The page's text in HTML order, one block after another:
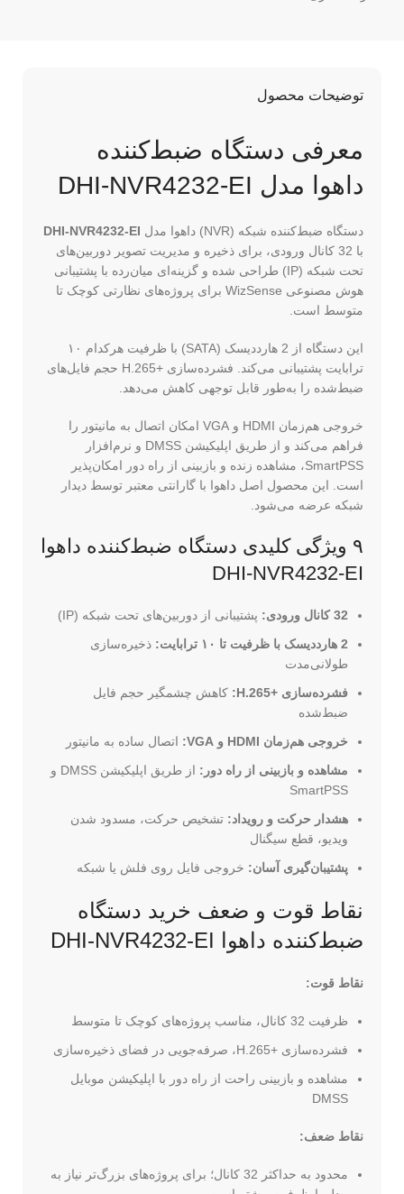
توضیحات محصول
معرفی دستگاه ضبط‌کننده
داهوا مدل DHI-NVR4232-EI
دستگاه ضبط‌کننده شبکه (NVR) داهوا مدل
DHI-NVR4232-EI
با 32 کانال ورودی، برای ذخیره و مدیریت تصویر دوربین‌های
تحت شبکه (IP) طراحی شده و گزینه‌ای میان‌رده با پشتیبانی
هوش مصنوعی WizSense برای پروژه‌های نظارتی کوچک تا
متوسط است.
این دستگاه از 2 هارددیسک (SATA) با ظرفیت هرکدام ۱۰
ترابایت پشتیبانی می‌کند. فشرده‌سازی H.265+‎ حجم فایل‌های
ضبط‌شده را به‌طور قابل توجهی کاهش می‌دهد.
خروجی هم‌زمان HDMI و VGA امکان اتصال به مانیتور را
فراهم می‌کند و از طریق اپلیکیشن DMSS و نرم‌افزار
SmartPSS، مشاهده زنده و بازبینی از راه دور امکان‌پذیر
است. این محصول اصل داهوا با گارانتی معتبر توسط دیدار
شبکه عرضه می‌شود.
۹ ویژگی کلیدی دستگاه ضبط‌کننده داهوا
DHI-NVR4232-EI
32 کانال ورودی:
پشتیبانی از دوربین‌های تحت شبکه (IP)
2 هارددیسک با ظرفیت تا ۱۰ ترابایت:
ذخیره‌سازی
طولانی‌مدت
فشرده‌سازی H.265+‎:
کاهش چشمگیر حجم فایل
ضبط‌شده
خروجی هم‌زمان HDMI و VGA:
اتصال ساده به مانیتور
مشاهده و بازبینی از راه دور:
از طریق اپلیکیشن DMSS و
SmartPSS
هشدار حرکت و رویداد: تشخیص حرکت، مسدود شدن
ویدیو، قطع سیگنال
پشتیبان‌گیری آسان: خروجی فایل روی فلش یا شبکه
نقاط قوت و ضعف خرید دستگاه
ضبط‌کننده داهوا DHI-NVR4232-EI
نقاط قوت:
ظرفیت 32 کانال، مناسب پروژه‌های کوچک تا متوسط
فشرده‌سازی H.265+‎، صرفه‌جویی در فضای ذخیره‌سازی
مشاهده و بازبینی راحت از راه دور با اپلیکیشن موبایل
DMSS
نقاط ضعف:
محدود به حداکثر 32 کانال؛ برای پروژه‌های بزرگ‌تر نیاز به